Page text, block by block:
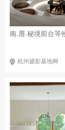
南.厝.秘境前台等
杭州摄影基地网